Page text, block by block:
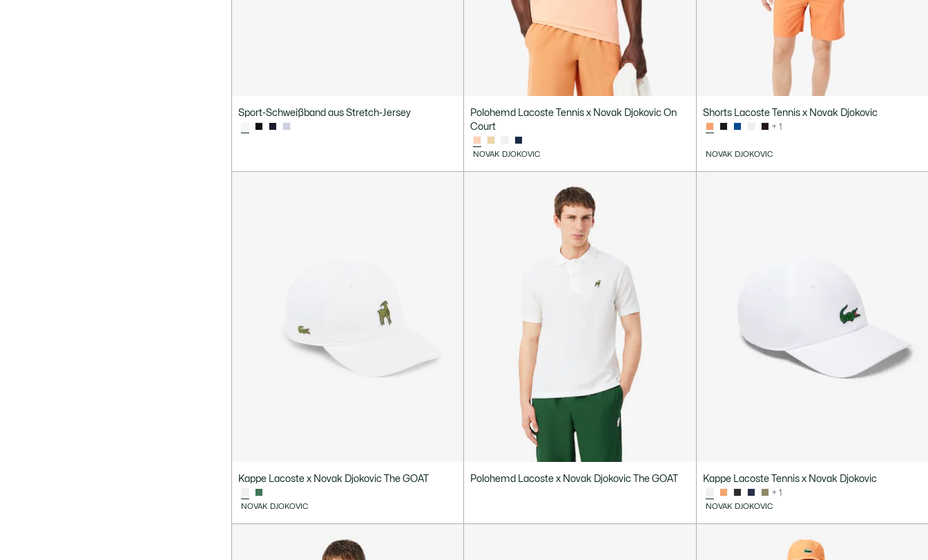
Sport-Schweißband aus Stretch-Jersey
Polohemd Lacoste Tennis x Novak Djokovic On
Court
NOVAK DJOKOVIC
Shorts Lacoste Tennis x Novak Djokovic
+ 1
NOVAK DJOKOVIC
Kappe Lacoste x Novak Djokovic The GOAT
NOVAK DJOKOVIC
Polohemd Lacoste x Novak Djokovic The GOAT Kappe Lacoste Tennis x Novak Djokovic
+ 1
NOVAK DJOKOVIC